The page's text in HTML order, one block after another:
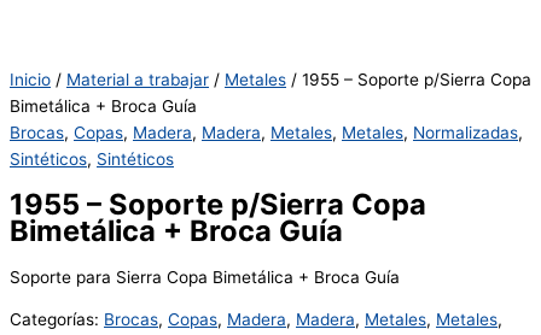
Inicio / Material a trabajar / Metales / 1955 – Soporte p/Sierra Copa
Bimetálica + Broca Guía
Brocas, Copas, Madera, Madera, Metales, Metales, Normalizadas,
Sintéticos, Sintéticos
1955 – Soporte p/Sierra Copa
Bimetálica + Broca Guía
Soporte para Sierra Copa Bimetálica + Broca Guía
Categorías: Brocas, Copas, Madera, Madera, Metales, Metales,